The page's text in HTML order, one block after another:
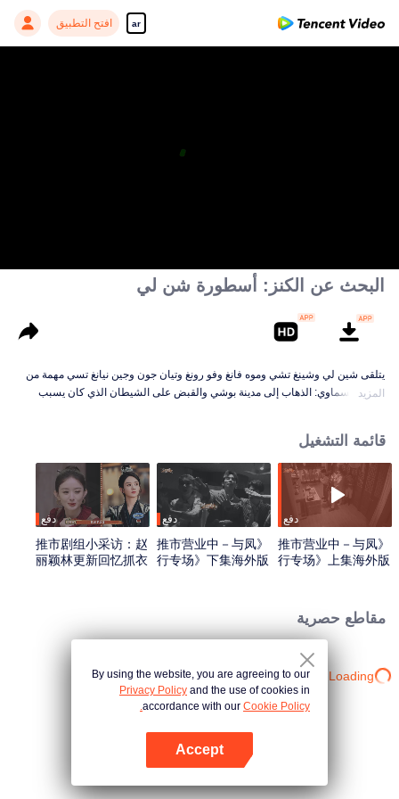
ar افتح التطبيق
البحث عن الكنز: أسطورة شن لي
يتلقى شين لي وشينغ تشي وموه فانغ وفو رونغ وتيان جون وجين نيانغ تسي مهمة من
العالم السماوي: الذهاب إلى مدينة بوشي والقبض على الشيطان الذي كان يسبب
لختم الشيطان...
المزيد
قائمة التشغيل
دفع
《推市营业中－与凤
行专场》上集海外版
دفع
《推市营业中－与凤
行专场》下集海外版
دفع
推市剧组小采访：赵
丽颖林更新回忆抓衣
مقاطع حصرية
Loading…
By using the website, you are agreeing to our
Privacy Policy and the use of cookies in
accordance with our Cookie Policy.
Accept